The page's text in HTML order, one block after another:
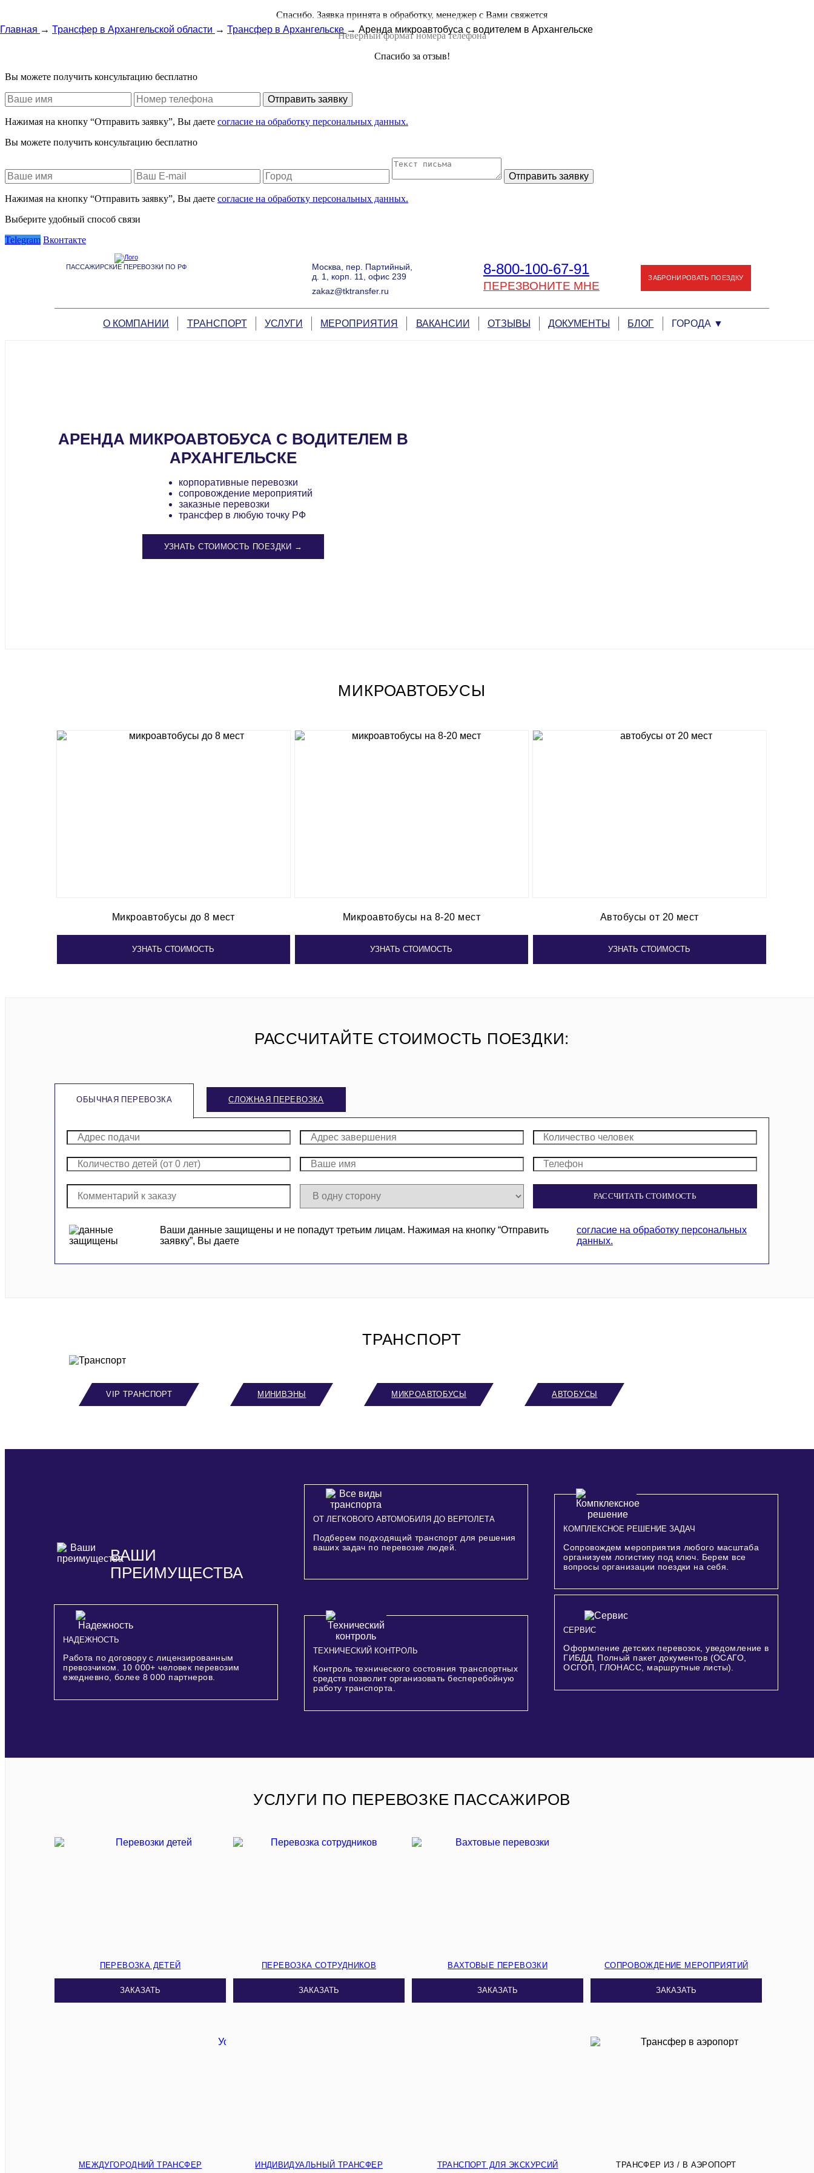
Спасибо. Заявка принята в обработку, менеджер с Вами свяжется
Неверный формат номера телефона
Спасибо за отзыв!
Вы можете получить консультацию бесплатно
Отправить заявку
Нажимая на кнопку “Отправить заявку”, Вы даете согласие на обработку персональных данных.
Вы можете получить консультацию бесплатно
Отправить заявку
Нажимая на кнопку “Отправить заявку”, Вы даете согласие на обработку персональных данных.
Выберите удобный способ связи
Telegram Вконтакте
ПАССАЖИРСКИЕ ПЕРЕВОЗКИ ПО РФ
ЗАБРОНИРОВАТЬ ПОЕЗДКУ
8-800-100-67-91
ПЕРЕЗВОНИТЕ МНЕ
Москва, пер. Партийный,
д. 1, корп. 11, офис 239
zakaz@tktransfer.ru
О КОМПАНИИ ТРАНСПОРТ УСЛУГИ МЕРОПРИЯТИЯ ВАКАНСИИ ОТЗЫВЫ ДОКУМЕНТЫ БЛОГ ГОРОДА ▼
Главная → Трансфер в Архангельской области → Трансфер в Архангельске → Аренда микроавтобуса с водителем в Архангельске
АРЕНДА МИКРОАВТОБУСА С ВОДИТЕЛЕМ В
АРХАНГЕЛЬСКЕ
корпоративные перевозки
сопровождение мероприятий
заказные перевозки
трансфер в любую точку РФ
УЗНАТЬ СТОИМОСТЬ ПОЕЗДКИ →
МИКРОАВТОБУСЫ
Микроавтобусы до 8 мест
УЗНАТЬ СТОИМОСТЬ
Микроавтобусы на 8-20 мест
УЗНАТЬ СТОИМОСТЬ
Автобусы от 20 мест
УЗНАТЬ СТОИМОСТЬ
РАССЧИТАЙТЕ СТОИМОСТЬ ПОЕЗДКИ:
ОБЫЧНАЯ ПЕРЕВОЗКА СЛОЖНАЯ ПЕРЕВОЗКА
РАССЧИТАТЬ СТОИМОСТЬ
Ваши данные защищены и не попадут третьим лицам. Нажимая на кнопку “Отправить
заявку”, Вы даете
согласие на обработку персональных
данных.
ТРАНСПОРТ
VIP ТРАНСПОРТ МИНИВЭНЫ МИКРОАВТОБУСЫ АВТОБУСЫ
ВАШИ
ПРЕИМУЩЕСТВА
ОТ ЛЕГКОВОГО АВТОМОБИЛЯ ДО ВЕРТОЛЕТА
Подберем подходящий транспорт для решения
ваших задач по перевозке людей.
КОМПЛЕКСНОЕ РЕШЕНИЕ ЗАДАЧ
Сопровождем мероприятия любого масштаба
организуем логистику под ключ. Берем все
вопросы организации поездки на себя.
НАДЕЖНОСТЬ
Работа по договору с лицензированным
превозчиком. 10 000+ человек перевозим
ежедневно, более 8 000 партнеров.
ТЕХНИЧЕСКИЙ КОНТРОЛЬ
Контроль технического состояния транспортных
средств позволит организовать бесперебойную
работу транспорта.
СЕРВИС
Оформление детских перевозок, уведомление в
ГИБДД. Полный пакет документов (ОСАГО,
ОСГОП, ГЛОНАСС, маршрутные листы).
УСЛУГИ ПО ПЕРЕВОЗКЕ ПАССАЖИРОВ
ПЕРЕВОЗКА ДЕТЕЙ
ЗАКАЗАТЬ
ПЕРЕВОЗКА СОТРУДНИКОВ
ЗАКАЗАТЬ
ВАХТОВЫЕ ПЕРЕВОЗКИ
ЗАКАЗАТЬ
СОПРОВОЖДЕНИЕ МЕРОПРИЯТИЙ
ЗАКАЗАТЬ
МЕЖДУГОРОДНИЙ ТРАНСФЕР ИНДИВИДУАЛЬНЫЙ ТРАНСФЕР ТРАНСПОРТ ДЛЯ ЭКСКУРСИЙ ТРАНСФЕР ИЗ / В АЭРОПОРТ